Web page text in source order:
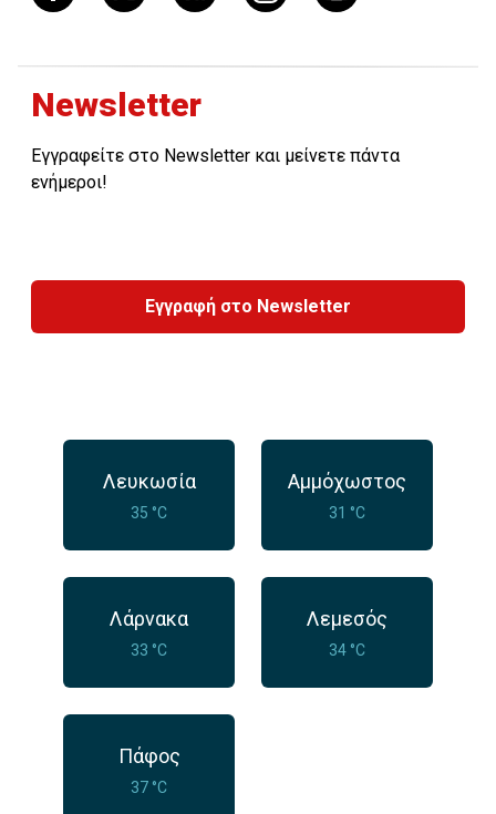
Newsletter
Εγγραφείτε στο Newsletter και μείνετε πάντα
ενήμεροι!
Εγγραφή στο Newsletter
Λευκωσία
35 °C
Αμμόχωστος
31 °C
Λάρνακα
33 °C
Λεμεσός
34 °C
Πάφος
37 °C